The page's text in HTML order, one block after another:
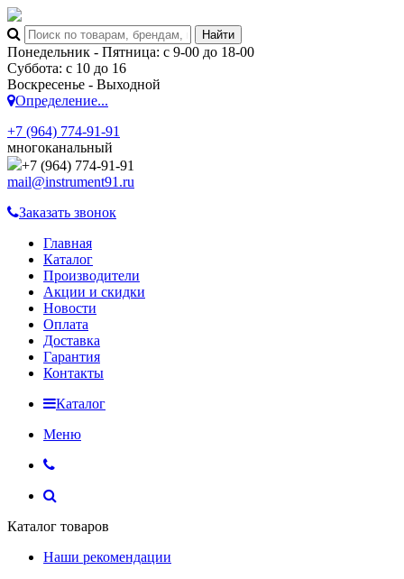
Понедельник - Пятница: с 9-00 до 18-00
Суббота: с 10 до 16
Воскресенье - Выходной
Определение...
+7 (964) 774-91-91
многоканальный
+7 (964) 774-91-91
mail@instrument91.ru
Заказать звонок
Главная
Каталог
Производители
Акции и скидки
Новости
Оплата
Доставка
Гарантия
Контакты
Каталог
Меню
Каталог товаров
Наши рекомендации